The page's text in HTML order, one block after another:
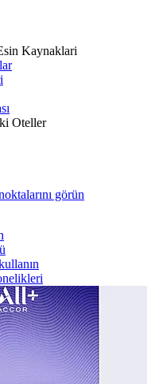
Kaynaklari
Oteller
görün